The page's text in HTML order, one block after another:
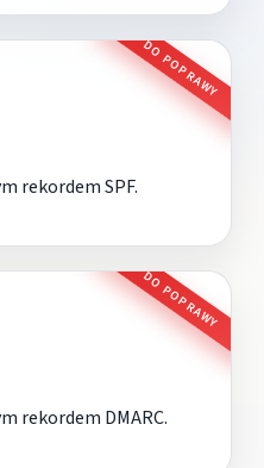
DO POPRAWY
rekordem SPF.
DO POPRAWY
rekordem DMARC.